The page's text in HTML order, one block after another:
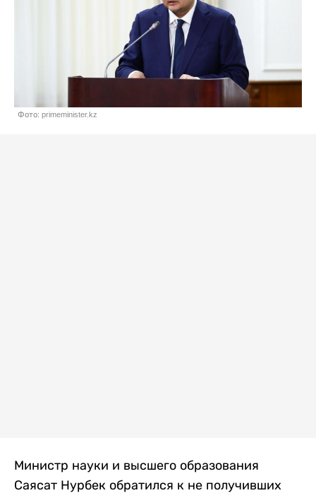
Фото: primeminister.kz
Министр науки и высшего образования
Саясат Нурбек обратился к не получивших